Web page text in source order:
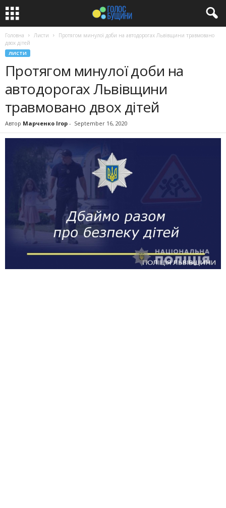
Головна Листи
Протягом минулої доби на автодорогах Львівщини травмовано
двох дітей
ЛИСТИ
Протягом минулої доби на
автодорогах Львівщини
травмовано двох дітей
Автор Марченко Ігор - September 16, 2020